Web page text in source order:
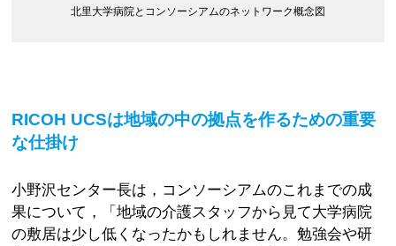
北里大学病院とコンソーシアムのネットワーク概念図
RICOH UCSは地域の中の拠点を作るための重要
な仕掛け
小野沢センター長は，コンソーシアムのこれまでの成
果について，「地域の介護スタッフから見て大学病院
の敷居は少し低くなったかもしれません。勉強会や研